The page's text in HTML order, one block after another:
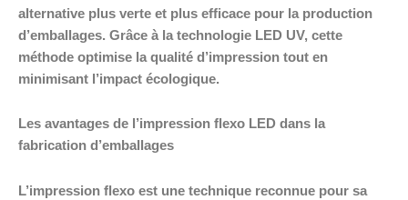
alternative plus verte et plus efficace pour la production
d’emballages. Grâce à la technologie LED UV, cette
méthode optimise la qualité d’impression tout en
minimisant l’impact écologique.
Les avantages de l’impression flexo LED dans la
fabrication d’emballages
L’impression flexo est une technique reconnue pour sa